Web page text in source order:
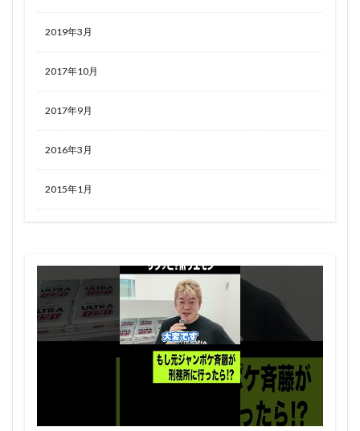
2019年3月
2017年10月
2017年9月
2016年3月
2015年1月